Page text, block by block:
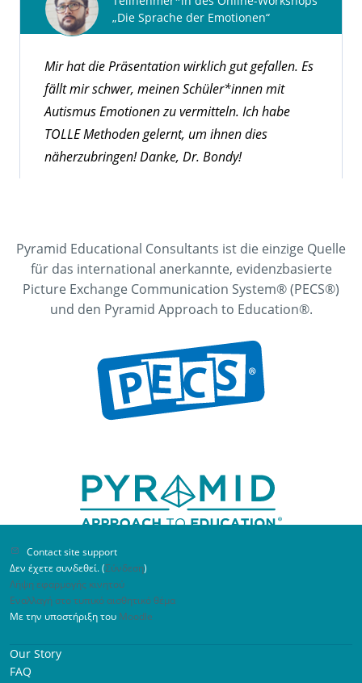
„Die Sprache der Emotionen“
Mir hat die Präsentation wirklich gut gefallen. Es
fällt mir schwer, meinen Schüler*innen mit
Autismus Emotionen zu vermitteln. Ich habe
TOLLE Methoden gelernt, um ihnen dies
näherzubringen! Danke, Dr. Bondy!
Teilnehmer*in des Online-Workshops „9
Hervorragendes Tempo. Ausgezeichnete
Beispiele und visuelle Hilfen. Sehr gut
Schulpersonal sehr empfehlen.
Pyramid Educational Consultants ist die einzige Quelle
für das international anerkannte, evidenzbasierte
Picture Exchange Communication System® (PECS®)
und den Pyramid Approach to Education®.
Contact site support
Δεν έχετε συνδεθεί. (Σύνδεση)
Λήψη εφαρμογής κινητού
Εναλλαγή στο τυπικό αισθητικό θέμα
Με την υποστήριξη του Moodle
Our Story
FAQ